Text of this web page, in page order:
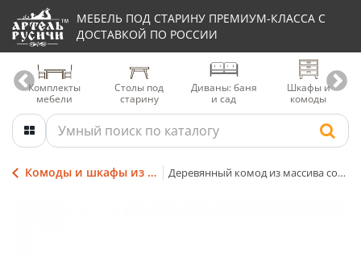
МЕБЕЛЬ ПОД СТАРИНУ ПРЕМИУМ-КЛАССА С
ДОСТАВКОЙ ПО РОССИИ
Комплекты
мебели
Столы под
старину
Диваны: баня
и сад
Шкафы и
комоды
Комоды и шкафы из массива дерева Деревянный комод из массива сосны «Белгородский»